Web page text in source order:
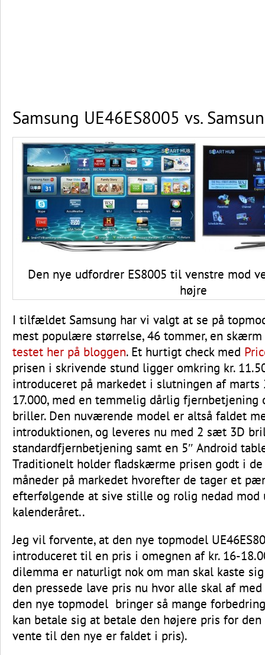
Samsung UE46ES8005 vs.
Den nye udfordrer ES8005 til venstre mod
højre
I tilfældet Samsung har vi valgt at se på
mest populære størrelse, 46 tommer, en
testet her på bloggen. Et hurtigt check med
prisen i skrivende stund ligger omkring kr.
introduceret på markedet i slutningen af marts
17.000, med en temmelig dårlig
briller. Den nuværende model er altså faldet
introduktionen, og leveres nu med 2 sæt 3D
standardfjernbetjening samt en 5″ Android
Traditionelt holder fladskærme prisen godt i
måneder på markedet hvorefter de tager et
efterfølgende at sive stille og rolig nedad mod
kalenderåret..
Jeg vil forvente, at den nye topmodel
introduceret til en pris i omegnen af kr. 16-
dilemma er naturligt nok om man skal kaste
den pressede lave pris nu hvor alle skal af
den nye topmodel bringer så mange
kan betale sig at betale den højere pris for
vente til den nye er faldet i pris).